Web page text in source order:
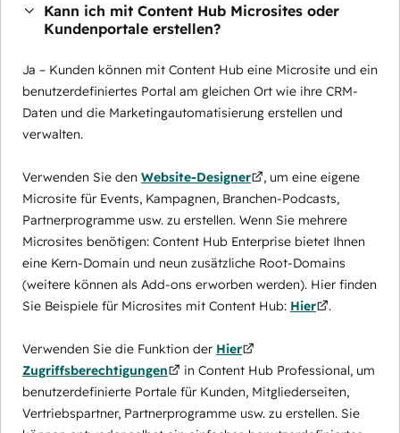
Kann ich mit Content Hub Microsites oder
Kundenportale erstellen?
Ja – Kunden können mit Content Hub eine Microsite und ein
benutzerdefiniertes Portal am gleichen Ort wie ihre CRM-
Daten und die Marketingautomatisierung erstellen und
verwalten.
Verwenden Sie den Website-Designer
, um eine eigene
Microsite für Events, Kampagnen, Branchen-Podcasts,
Partnerprogramme usw. zu erstellen. Wenn Sie mehrere
Microsites benötigen: Content Hub Enterprise bietet Ihnen
eine Kern-Domain und neun zusätzliche Root-Domains
(weitere können als Add-ons erworben werden). Hier finden
Sie Beispiele für Microsites mit Content Hub: Hier .
Verwenden Sie die Funktion der Hier
Zugriffsberechtigungen
in Content Hub Professional, um
benutzerdefinierte Portale für Kunden, Mitgliederseiten,
Vertriebspartner, Partnerprogramme usw. zu erstellen. Sie